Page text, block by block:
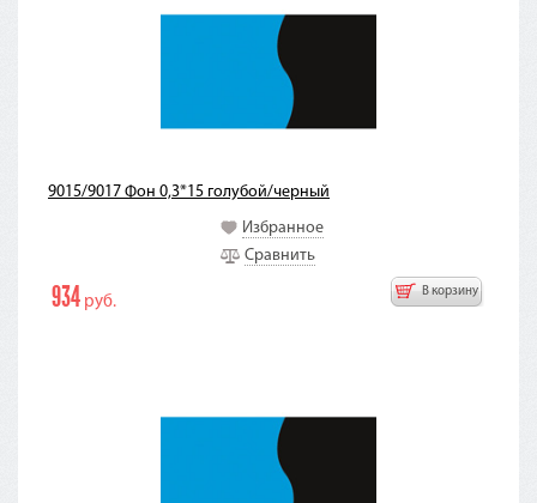
9015/9017 Фон 0,3*15 голубой/черный
Избранное
Сравнить
В корзину
934 руб.